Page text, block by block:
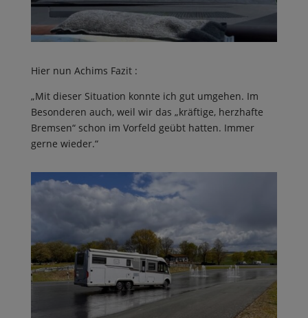
Hier nun Achims Fazit :
„Mit dieser Situation konnte ich gut umgehen. Im
Besonderen auch, weil wir das „kräftige, herzhafte
Bremsen“ schon im Vorfeld geübt hatten. Immer
gerne wieder.“